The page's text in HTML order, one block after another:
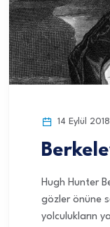
14 Eylül 2018
Hugh Hunter
gözler önüne
yolculukların